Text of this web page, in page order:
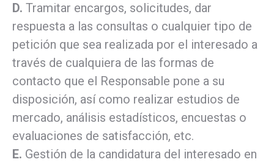
D. Tramitar encargos, solicitudes, dar
respuesta a las consultas o cualquier tipo de
petición que sea realizada por el interesado a
través de cualquiera de las formas de
contacto que el Responsable pone a su
disposición, así como realizar estudios de
mercado, análisis estadísticos, encuestas o
evaluaciones de satisfacción, etc.
E. Gestión de la candidatura del interesado en